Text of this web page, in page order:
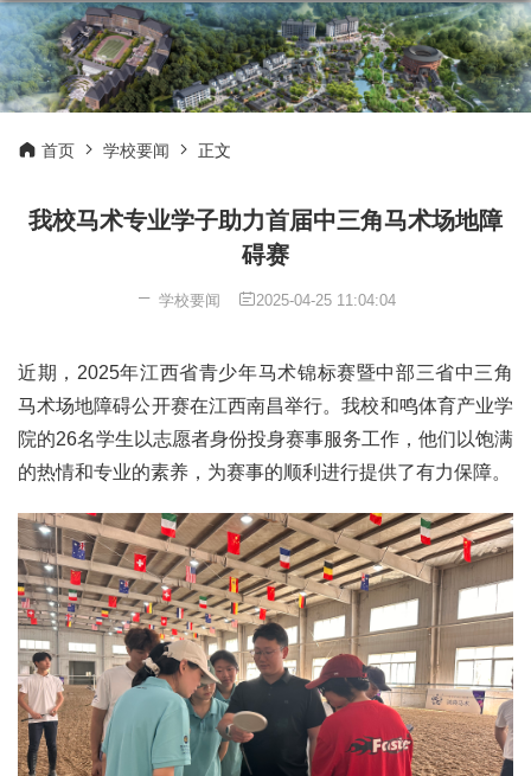
首页 学校要闻 正文
我校马术专业学子助力首届中三角马术场地障
碍赛
学校要闻 2025-04-25 11:04:04
近期，2025年江西省青少年马术锦标赛暨中部三省中三角
马术场地障碍公开赛在江西南昌举行。我校和鸣体育产业学
院的26名学生以志愿者身份投身赛事服务工作，他们以饱满
的热情和专业的素养，为赛事的顺利进行提供了有力保障。